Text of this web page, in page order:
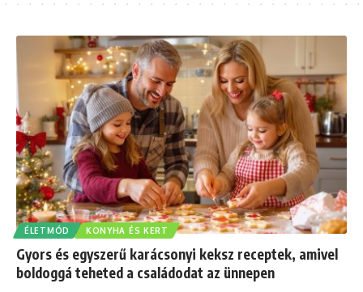
ÉLETMÓD KONYHA ÉS KERT
Gyors és egyszerű karácsonyi keksz receptek, amivel
boldoggá teheted a családodat az ünnepen